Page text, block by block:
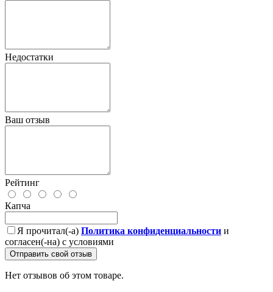
Недостатки
Ваш отзыв
Рейтинг
Капча
Я прочитал(-а) Политика конфиденциальности и
согласен(-на) с условиями
Отправить свой отзыв
Нет отзывов об этом товаре.